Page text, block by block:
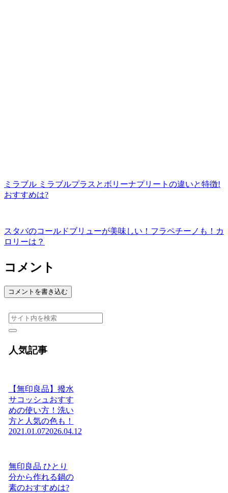
ミラブル ミラブルプラスとボリーナプリートの違いと特徴!
おすすめは?
スタバのコールドブリューが美味しい！フラペチーノも！カ
ロリーは？
コメント
コメントを書き込む
人気記事
【無印良品】撥水
サコッシュおすす
めの使い方！洗い
方と人気の色も！
2021.01.072026.04.12
無印良品 ひとり
分から作れる鍋の
素のおすすめは?